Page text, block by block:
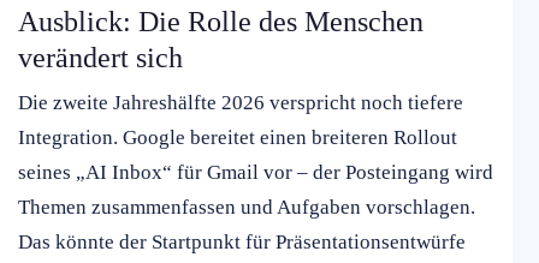
Ausblick: Die Rolle des Menschen
verändert sich
Die zweite Jahreshälfte 2026 verspricht noch tiefere
Integration. Google bereitet einen breiteren Rollout
seines „AI Inbox“ für Gmail vor – der Posteingang wird
Themen zusammenfassen und Aufgaben vorschlagen.
Das könnte der Startpunkt für Präsentationsentwürfe